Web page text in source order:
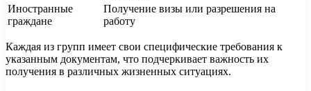
Иностранные
граждане
Получение визы или разрешения на
работу
Каждая из групп имеет свои специфические требования к
указанным документам, что подчеркивает важность их
получения в различных жизненных ситуациях.